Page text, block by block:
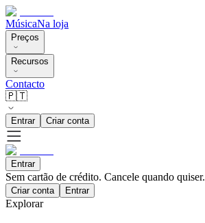
MúsicaNa loja
Preços
Recursos
Contacto
🇵🇹
Entrar Criar conta
Entrar
Sem cartão de crédito. Cancele quando quiser.
Criar conta Entrar
Explorar